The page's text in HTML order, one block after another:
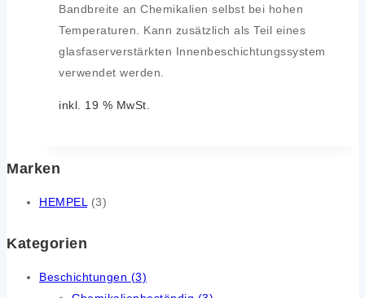
Bandbreite an Chemikalien selbst bei hohen
Temperaturen. Kann zusätzlich als Teil eines
glasfaserverstärkten Innenbeschichtungssystem
verwendet werden.
inkl. 19 % MwSt.
Marken
HEMPEL (3)
Kategorien
Beschichtungen (3)